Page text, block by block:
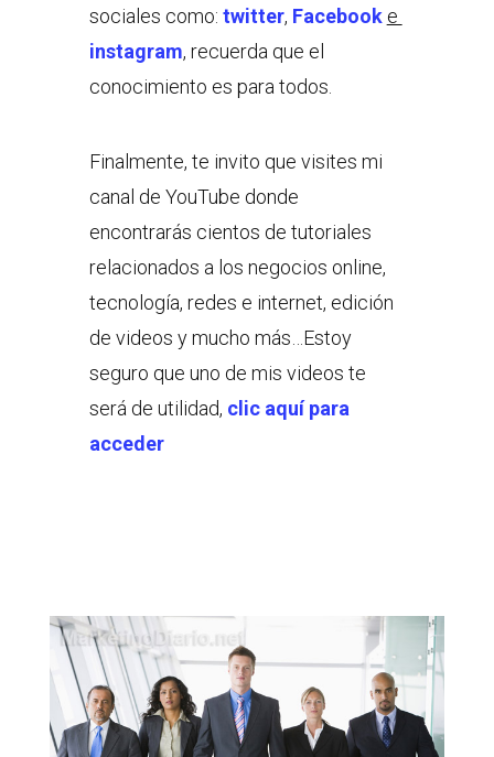
sociales como: twitter, Facebook e
instagram, recuerda que el
conocimiento es para todos.
Finalmente, te invito que visites mi
canal de YouTube donde
encontrarás cientos de tutoriales
relacionados a los negocios online,
tecnología, redes e internet, edición
de videos y mucho más…Estoy
seguro que uno de mis videos te
será de utilidad, clic aquí para
acceder